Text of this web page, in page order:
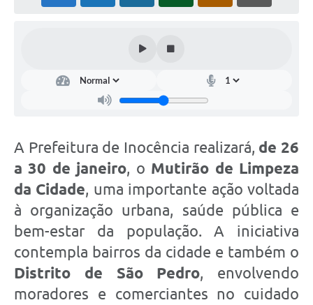
Instrumentos de Gestão - SAÚDE
Recursos Liberados
Empresa Inidônea
LGPD - Governo Digital
licenciamento ambiental
Perguntas e respostas frequentes
A Prefeitura de Inocência realizará, de 26
a 30 de janeiro, o Mutirão de Limpeza
da Cidade, uma importante ação voltada
à organização urbana, saúde pública e
bem-estar da população. A iniciativa
contempla bairros da cidade e também o
Distrito de São Pedro, envolvendo
moradores e comerciantes no cuidado